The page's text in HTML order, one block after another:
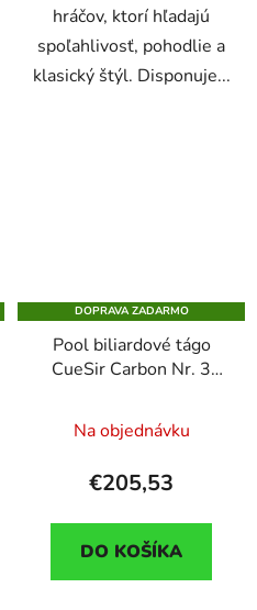
hráčov, ktorí hľadajú
spoľahlivosť, pohodlie a
klasický štýl. Disponuje...
DOPRAVA ZADARMO
Pool biliardové tágo
CueSir Carbon Nr. 3
Na objednávku
€205,53
DO KOŠÍKA